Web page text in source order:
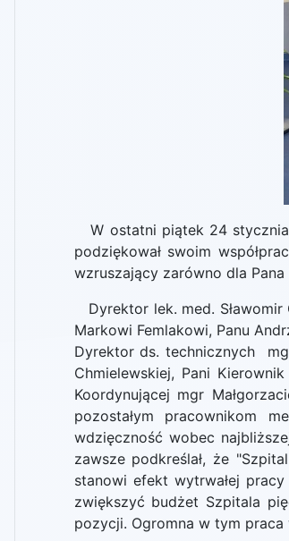
W ostatni piątek 24 stycznia
podziękował swoim
wzruszający zarówno dla
Dyrektor lek. med. Sławomir
Markowi Femlakowi, Panu
Dyrektor ds. technicznych
Chmielewskiej, Pani
Koordynującej mgr
pozostałym pracownikom
wdzięczność wobec
zawsze podkreślał, że
stanowi efekt wytrwałej
zwiększyć budżet Szpitala
pozycji. Ogromna w tym praca